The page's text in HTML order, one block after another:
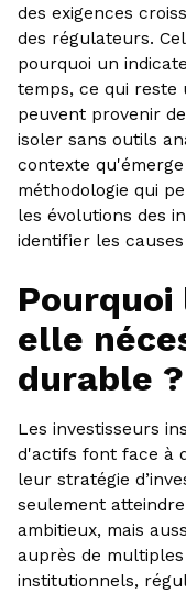
des exigences
des régulateurs.
pourquoi un
temps, ce qui reste
peuvent provenir
isoler sans outils
contexte
méthodologie qui
les évolutions des
identifier les
elle
durable ?
Les investisseurs
d'actifs font face à
leur stratégie
seulement
ambitieux, mais
auprès de
institutionnels,